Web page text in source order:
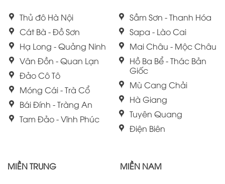
Thủ đô Hà Nội
Cát Bà - Đồ Sơn
Hạ Long - Quảng Ninh
Vân Đồn - Quan Lạn
Đảo Cô Tô
Móng Cái - Trà Cổ
Bái Đính - Tràng An
Tam Đảo - Vĩnh Phúc
Sầm Sơn - Thanh Hóa
Sapa - Lào Cai
Mai Châu - Mộc Châu
Hồ Ba Bể - Thác Bản
Giốc
Mù Cang Chải
Hà Giang
Tuyên Quang
Điện Biên
MIỀN TRUNG MIỀN NAM